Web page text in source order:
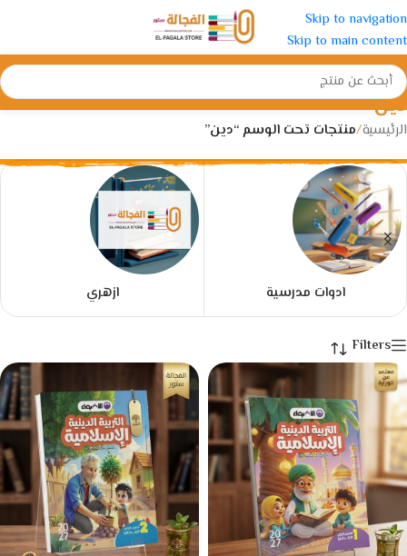
Skip to navigation
Skip to main content
دين
الرئيسية/منتجات تحت الوسم “دين”
ادوات مدرسية ازهري
Filters